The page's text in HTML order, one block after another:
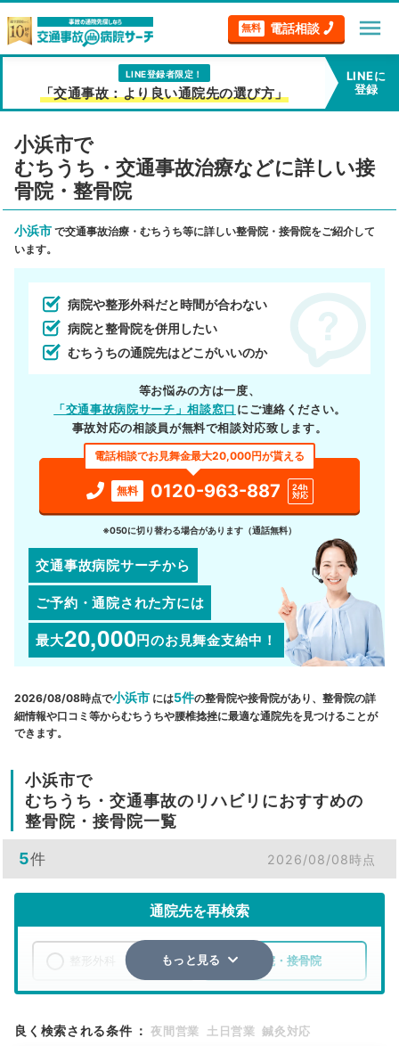
無料 電話相談 menu
LINE登録者限定！
「交通事故：より良い通院先の選び方」
LINEに
登録
小浜市で
むちうち・交通事故治療などに詳しい接
骨院・整骨院
小浜市 で交通事故治療・むちうち等に詳しい整骨院・接骨院をご紹介して
います。
病院や整形外科だと時間が合わない
病院と整骨院を併用したい
むちうちの通院先はどこがいいのか
等お悩みの方は一度、
「交通事故病院サーチ」相談窓口 にご連絡ください。
事故対応の相談員が無料で相談対応致します。
電話相談でお見舞金最大20,000円が貰える
無料 0120-963-887
24h
対応
※050に切り替わる場合があります（通話無料）
交通事故病院サーチから
ご予約・通院された方には
最大20,000円のお見舞金支給中！
2026/08/08時点で小浜市 には5件の整骨院や接骨院があり、整骨院の詳
細情報や口コミ等からむちうちや腰椎捻挫に最適な通院先を見つけることが
できます。
小浜市で
むちうち・交通事故のリハビリにおすすめの
整骨院・接骨院一覧
5件 2026/08/08時点
通院先を再検索
整骨院・接骨院
もっと見る
良く検索される条件 ： 夜間営業 土日営業 鍼灸対応